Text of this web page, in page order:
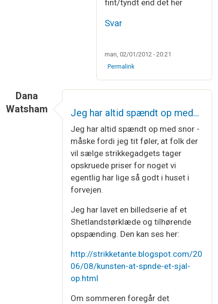
fint/tyndt end det her
Svar
man, 02/01/2012 - 20:21
Permalink
Dana
Watsham
Jeg har altid spændt op med…
Jeg har altid spændt op med snor -
måske fordi jeg tit føler, at folk der
vil sælge strikkegadgets tager
opskruede priser for noget vi
egentlig har lige så godt i huset i
forvejen.
Jeg har lavet en billedserie af et
Shetlandstørklæde og tilhørende
opspænding. Den kan ses her:
http://strikketante.blogspot.com/20
06/08/kunsten-at-spnde-et-sjal-
op.html
Om sommeren foregår det